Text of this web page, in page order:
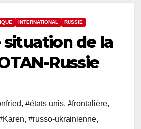
INTERNATIONAL RUSSIE
situation de la
Russie
, #états unis, #frontalière,
, #russo-ukrainienne,